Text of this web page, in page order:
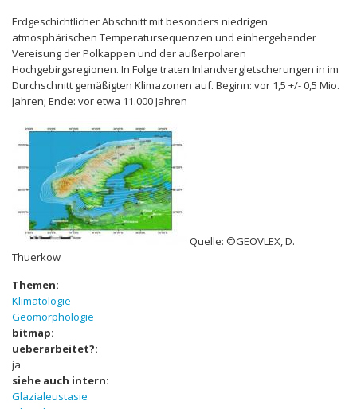
Erdgeschichtlicher Abschnitt mit besonders niedrigen
atmosphärischen Temperatursequenzen und einhergehender
Vereisung der Polkappen und der außerpolaren
Hochgebirgsregionen. In Folge traten Inlandvergletscherungen in im
Durchschnitt gemäßigten Klimazonen auf. Beginn: vor 1,5 +/- 0,5 Mio.
Jahren; Ende: vor etwa 11.000 Jahren
Quelle: ©GEOVLEX, D.
Thuerkow
Themen:
Klimatologie
Geomorphologie
bitmap:
ueberarbeitet?:
ja
siehe auch intern:
Glazialeustasie